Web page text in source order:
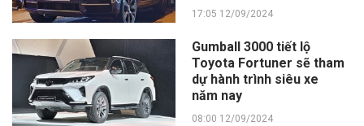
17:05 12/09/2024
Gumball 3000 tiết lộ
Toyota Fortuner sẽ tham
dự hành trình siêu xe
năm nay
08:00 12/09/2024